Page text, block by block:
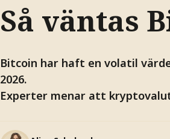
Så väntas
Bitcoin har haft en volatil
2026.
Experter menar att